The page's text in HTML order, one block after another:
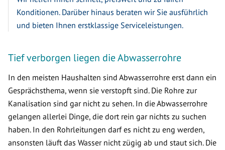
Konditionen. Darüber hinaus beraten wir Sie ausführlich
und bieten Ihnen erstklassige Serviceleistungen.
Tief verborgen liegen die Abwasserrohre
In den meisten Haushalten sind Abwasserrohre erst dann ein
Gesprächsthema, wenn sie verstopft sind. Die Rohre zur
Kanalisation sind gar nicht zu sehen. In die Abwasserrohre
gelangen allerlei Dinge, die dort rein gar nichts zu suchen
haben. In den Rohrleitungen darf es nicht zu eng werden,
ansonsten läuft das Wasser nicht zügig ab und staut sich. Die